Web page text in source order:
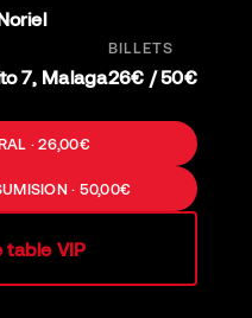
7, Malaga
BILLETS
26€ / 50€
· 26,00€
· 50,00€
table VIP